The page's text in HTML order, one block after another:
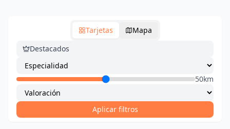
Tarjetas
Mapa
Destacados
50km
Aplicar filtros